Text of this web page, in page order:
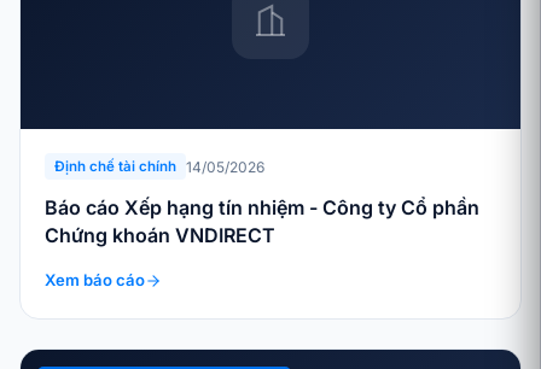
Định chế tài chính 14/05/2026
Báo cáo Xếp hạng tín nhiệm - Công ty Cổ phần
Chứng khoán VNDIRECT
Xem báo cáo